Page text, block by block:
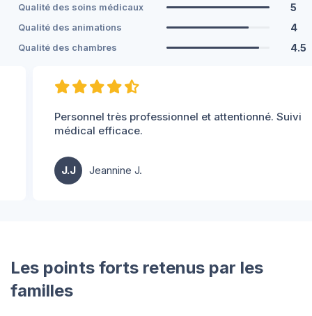
Qualité des soins médicaux 5
Qualité des animations 4
Qualité des chambres 4.5
Personnel très professionnel et attentionné. Suivi
médical efficace.
Jeannine J.
Les points forts retenus par les
familles